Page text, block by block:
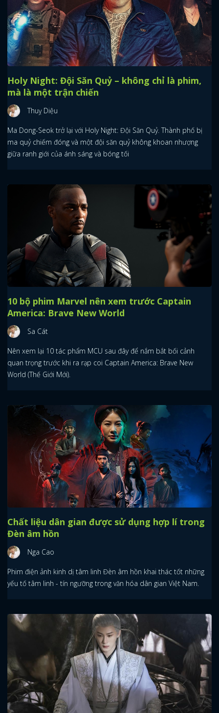
Holy Night: Đội Săn Quỷ – không chỉ là phim,
mà là một trận chiến
Thuỵ Diệu
Ma Dong-Seok trở lại với Holy Night: Đội Săn Quỷ. Thành phố bị
ma quỷ chiếm đóng và một đội săn quỷ không khoan nhượng
giữa ranh giới của ánh sáng và bóng tối
10 bộ phim Marvel nên xem trước Captain
America: Brave New World
Sa Cát
Nên xem lại 10 tác phẩm MCU sau đây để nắm bắt bối cảnh
quan trọng trước khi ra rạp coi Captain America: Brave New
World (Thế Giới Mới).
Chất liệu dân gian được sử dụng hợp lí trong
Đèn âm hồn
Nga Cao
Phim điện ảnh kinh dị tâm linh Đèn âm hồn khai thác tốt những
yếu tố tâm linh - tín ngưỡng trong văn hóa dân gian Việt Nam.